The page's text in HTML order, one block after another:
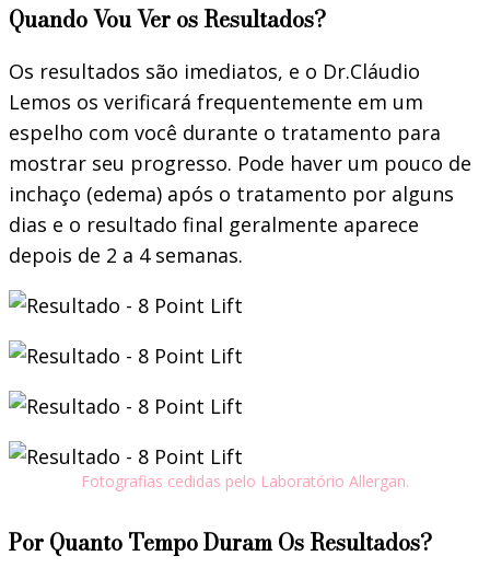
Quando Vou Ver os Resultados?
Os resultados são imediatos, e o Dr.Cláudio
Lemos os verificará frequentemente em um
espelho com você durante o tratamento para
mostrar seu progresso. Pode haver um pouco de
inchaço (edema) após o tratamento por alguns
dias e o resultado final geralmente aparece
depois de 2 a 4 semanas.
Fotografias cedidas pelo Laboratório Allergan.
Por Quanto Tempo Duram Os Resultados?